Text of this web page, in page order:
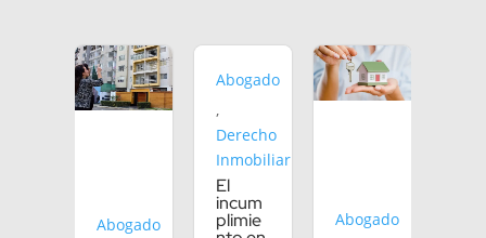
Abogado
Abogado
,
Derecho
Inmobiliario
El
incum
plimie
Abogado